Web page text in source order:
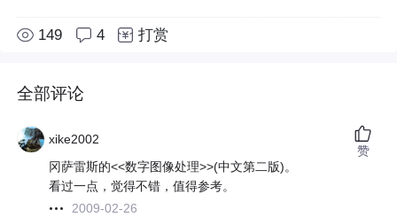
149 4 打赏
全部评论
xike2002
冈萨雷斯的<<数字图像处理>>(中文第二版)。
看过一点，觉得不错，值得参考。
2009-02-26
赞